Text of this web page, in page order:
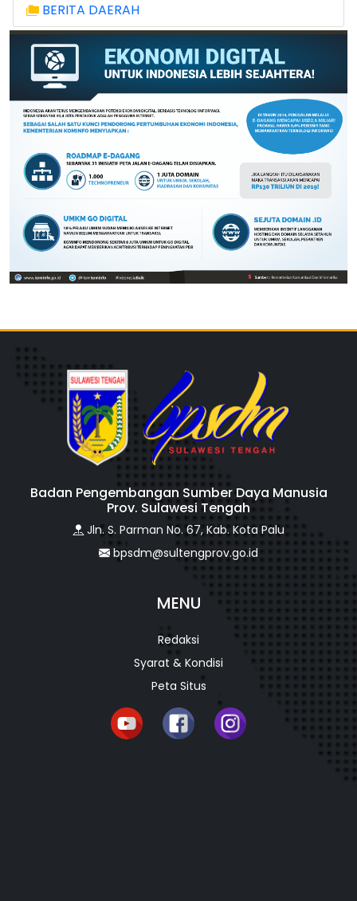
BERITA DAERAH
Badan Pengembangan Sumber Daya Manusia
Prov. Sulawesi Tengah
Jln. S. Parman No. 67, Kab. Kota Palu
bpsdm@sultengprov.go.id
MENU
Redaksi
Syarat & Kondisi
Peta Situs